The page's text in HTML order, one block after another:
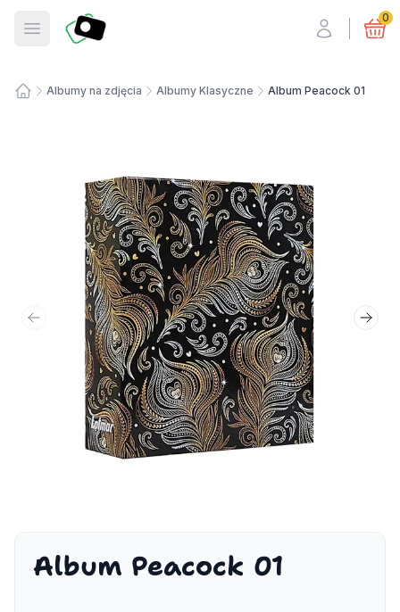
Otwórz menu
Fotosmart 0
Albumy na zdjęcia Albumy Klasyczne Album Peacock 01
Poprzedni slajd
Album Peacock 01